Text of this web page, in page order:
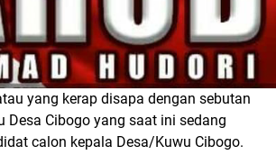
yang kerap disapa dengan sebutan
Cibogo yang saat ini sedang
calon kepala Desa/Kuwu Cibogo.